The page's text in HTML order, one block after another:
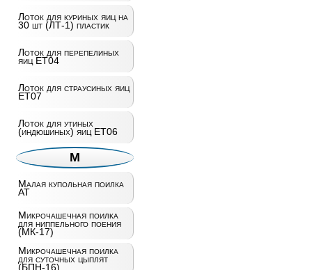
Лоток для куриных яиц на
30 шт (ЛТ-1) пластик
Лоток для перепелиных
яиц ET04
Лоток для страусиных яиц
ET07
Лоток для утиных
(индюшиных) яиц ET06
М
Малая купольная поилка
AT
Микрочашечная поилка
для ниппельного поения
(МК-17)
Микрочашечная поилка
для суточных цыплят
(БПН-16)